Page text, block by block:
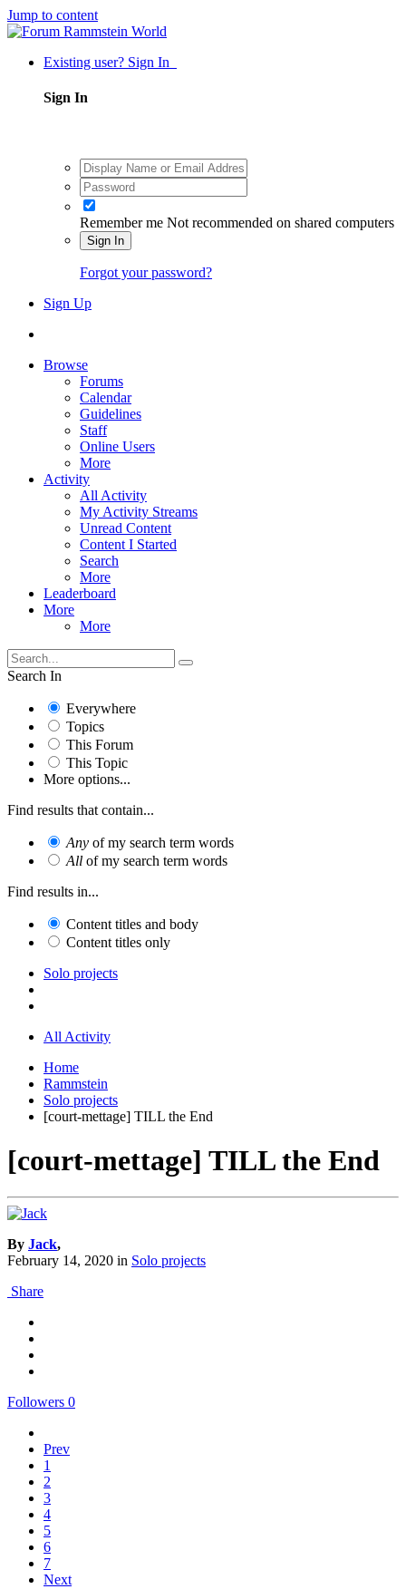
Jump to content
Existing user? Sign In
Sign In
Remember me Not recommended on shared computers
Sign In
Forgot your password?
Sign Up
Browse
Forums
Calendar
Guidelines
Staff
Online Users
More
Activity
All Activity
My Activity Streams
Unread Content
Content I Started
Search
More
Leaderboard
More
More
Search In
Everywhere
Topics
This Forum
This Topic
More options...
Find results that contain...
Any of my search term words
All of my search term words
Find results in...
Content titles and body
Content titles only
Solo projects
All Activity
Home
Rammstein
Solo projects
[court-mettage] TILL the End
[court-mettage] TILL the End
By Jack,
February 14, 2020 in Solo projects
Share
Followers 0
Prev
1
2
3
4
5
6
7
Next